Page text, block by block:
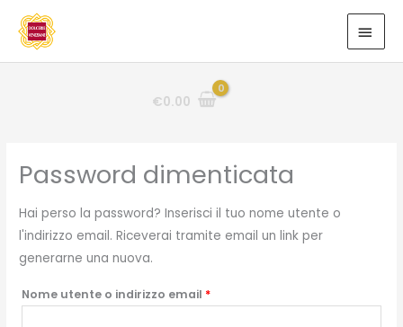
contenuto
€0.00
Password dimenticata
Hai perso la password? Inserisci il tuo nome utente o
l'indirizzo email. Riceverai tramite email un link per
generarne una nuova.
Nome utente o indirizzo email *